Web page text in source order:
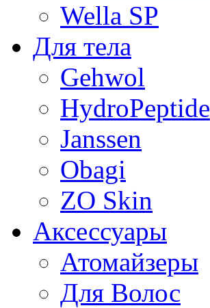
Wella SP
Для тела
Gehwol
HydroPeptide
Janssen
Obagi
ZO Skin
Aксессуары
Атомайзеры
Для Волос